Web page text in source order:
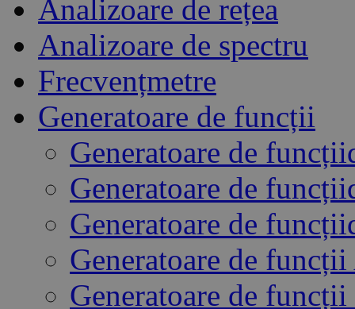
Analizoare de rețea
Analizoare de spectru
Frecvențmetre
Generatoare de funcții
Generatoare de
Generatoare de
Generatoare de
Generatoare de
Generatoare de